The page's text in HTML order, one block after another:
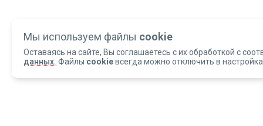
Мы используем файлы cookie
Оставаясь на сайте, Вы соглашаетесь с их обработкой с
данных. Файлы cookieвсегда можно отключить в